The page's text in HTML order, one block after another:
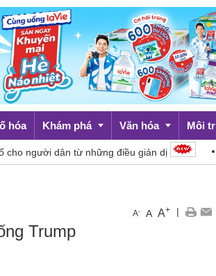
hóa Khám phá Văn hóa Môi
người dân từ những điều giản dị
A- A A+ |
Trump